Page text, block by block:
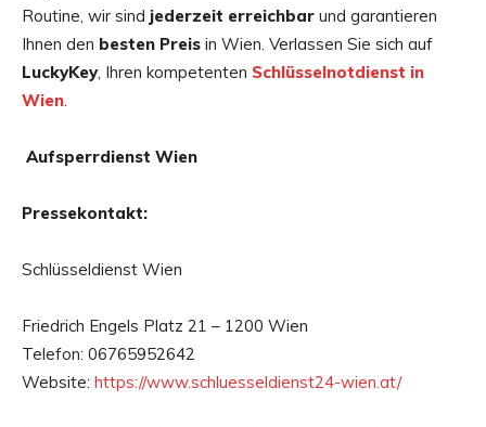
Routine, wir sind jederzeit erreichbar und garantieren
Ihnen den besten Preis in Wien. Verlassen Sie sich auf
LuckyKey, Ihren kompetenten Schlüsselnotdienst in
Wien.
Aufsperrdienst Wien
Pressekontakt:
Schlüsseldienst Wien
Friedrich Engels Platz 21 – 1200 Wien
Telefon: 06765952642
Website: https://www.schluesseldienst24-wien.at/